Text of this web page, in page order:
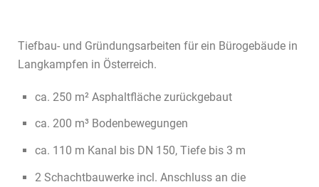
Tiefbau- und Gründungsarbeiten für ein Bürogebäude in
Langkampfen in Österreich.
ca. 250 m² Asphaltfläche zurückgebaut
ca. 200 m³ Bodenbewegungen
ca. 110 m Kanal bis DN 150, Tiefe bis 3 m
2 Schachtbauwerke incl. Anschluss an die